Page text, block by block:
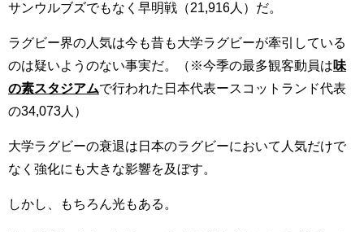
サンウルブズでもなく早明戦（21,916人）だ。
ラグビー界の人気は今も昔も大学ラグビーが牽引している
のは疑いようのない事実だ。（※今季の最多観客動員は味
の素スタジアムで行われた日本代表ースコットランド代表
の34,073人）
大学ラグビーの衰退は日本のラグビーにおいて人気だけで
なく強化にも大きな影響を及ぼす。
しかし、もちろん光もある。